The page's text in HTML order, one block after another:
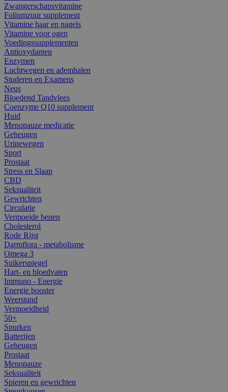
Zwangerschapsvitamine
Foliumzuur supplement
Vitamine haar en nagels
Vitamine voor ogen
Voedingssupplementen
Antioxydanten
Enzymen
Luchtwegen en ademhalen
Studeren en Examens
Neus
Bloedend Tandvlees
Coenzyme Q10 supplement
Huid
Menopauze medicatie
Geheugen
Urinewegen
Sport
Prostaat
Stress en Slaap
CBD
Seksualiteit
Gewrichten
Circulatie
Vermoeide benen
Cholesterol
Rode Rijst
Darmflora - metabolisme
Omega 3
Suikerspiegel
Hart- en bloedvaten
Immuno - Energie
Energie booster
Weerstand
Vermoeidheid
50+
Snurken
Batterijen
Geheugen
Prostaat
Menopauze
Seksualiteit
Spieren en gewrichten